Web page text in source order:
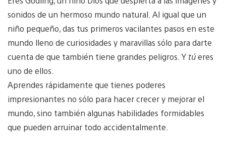
sonidos de un hermoso mundo natural. Al igual que un
niño pequeño, das tus primeros vacilantes pasos en este
mundo lleno de curiosidades y maravillas sólo para darte
cuenta de que también tiene grandes peligros. Y túeres
uno de ellos.
Aprendes rápidamente que tienes poderes
impresionantes no sólo para hacer crecer y mejorar el
mundo, sino también algunas habilidades formidables
que pueden arruinar todo accidentalmente.